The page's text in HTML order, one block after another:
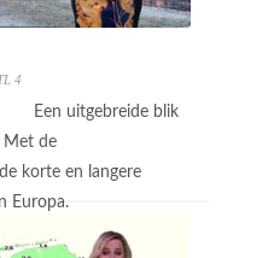
4
Een uitgebreide blik
Met de
korte en langere
Europa.